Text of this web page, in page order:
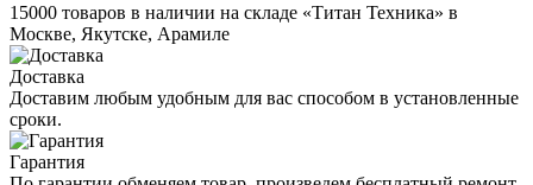
15000 товаров в наличии на складе «Титан Техника» в
Москве, Якутске, Арамиле
Доставка
Доставим любым удобным для вас способом в установленные
сроки.
Гарантия